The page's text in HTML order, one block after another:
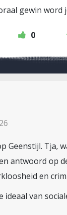
gewin word
0
Geenstijl. Tja,
antwoord op
en
ideaal van